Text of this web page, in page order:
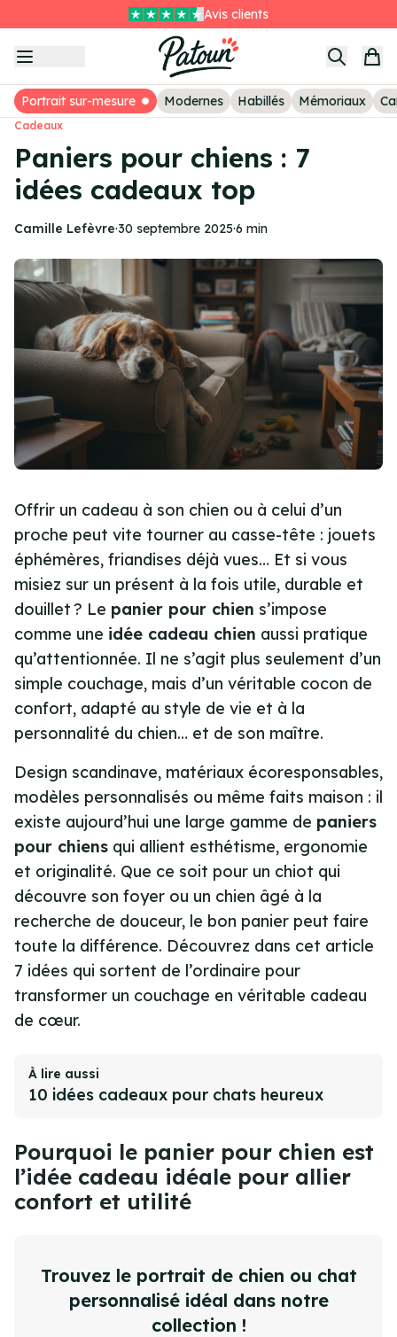
Livraison GRATUITE sans minimum
Le deuxième tableau à -25%
of
Portrait sur-mesure Modernes Habillés Mémoriaux
Cadeaux
Paniers pour chiens : 7
idées cadeaux top
Camille Lefèvre·30 septembre 2025·6 min
Offrir un cadeau à son chien ou à celui d’un
proche peut vite tourner au casse-tête : jouets
éphémères, friandises déjà vues… Et si vous
misiez sur un présent à la fois utile, durable et
douillet ? Le panier pour chien s’impose
comme une idée cadeau chien aussi pratique
qu’attentionnée. Il ne s’agit plus seulement d’un
simple couchage, mais d’un véritable cocon de
confort, adapté au style de vie et à la
personnalité du chien… et de son maître.
Design scandinave, matériaux écoresponsables,
modèles personnalisés ou même faits maison : il
existe aujourd’hui une large gamme de paniers
pour chiens qui allient esthétisme, ergonomie
et originalité. Que ce soit pour un chiot qui
découvre son foyer ou un chien âgé à la
recherche de douceur, le bon panier peut faire
toute la différence. Découvrez dans cet article
7 idées qui sortent de l’ordinaire pour
transformer un couchage en véritable cadeau
de cœur.
À lire aussi
10 idées cadeaux pour chats heureux
Pourquoi le panier pour chien est
l’idée cadeau idéale pour allier
confort et utilité
Trouvez le portrait de chien ou chat
personnalisé idéal dans notre
collection !